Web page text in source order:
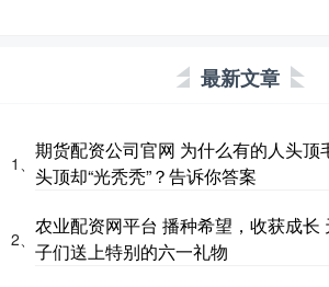
最新文章
1、
期货配资公司官网 为什么有的人头顶
头顶却“光秃秃”？告诉你答案
2、
农业配资网平台 播种希望，收获成长
子们送上特别的六一礼物